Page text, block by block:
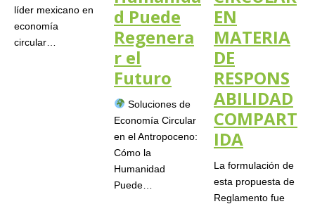
líder mexicano en
economía
circular…
d Puede
Regenera
r el
Futuro
Soluciones de
Economía Circular
en el Antropoceno:
Cómo la
Humanidad
Puede…
EN
MATERIA
DE
RESPONS
ABILIDAD
COMPART
IDA
La formulación de
esta propuesta de
Reglamento fue